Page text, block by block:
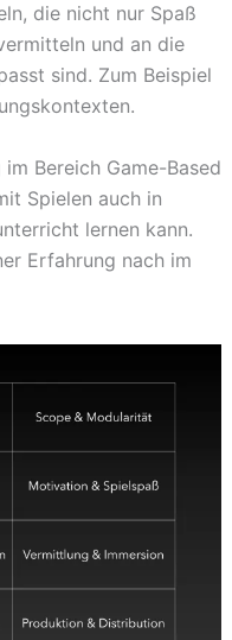
die nicht nur Spaß
und an die
sind. Zum Beispiel
Bereich Game-Based
Spielen auch in
lernen kann.
Erfahrung nach im